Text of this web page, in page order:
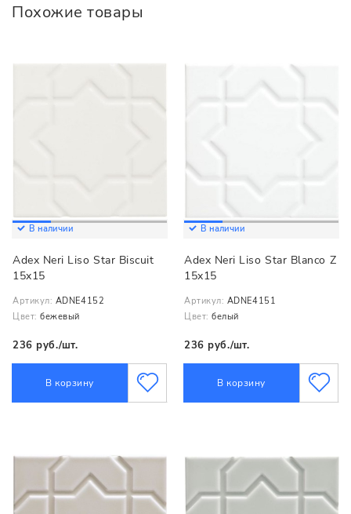
Похожие товары
В наличии
Adex Neri Liso Star Biscuit
15x15
Артикул: ADNE4152
Цвет: бежевый
236 руб./шт.
В корзину
В наличии
Adex Neri Liso Star Blanco Z
15x15
Артикул: ADNE4151
Цвет: белый
236 руб./шт.
В корзину